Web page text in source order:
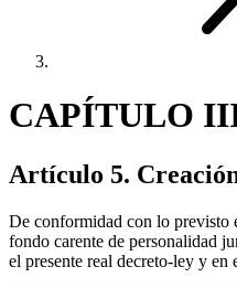
CAPÍTULO III
Artículo 5.
De conformidad con lo previsto
fondo carente de personalidad
el presente real decreto-ley y en